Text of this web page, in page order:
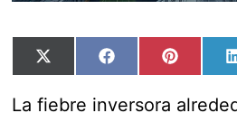
Compartir
en
X
Compartir
en
Facebook
en
La fiebre inversora